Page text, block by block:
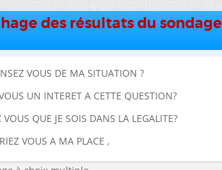
des résultats du
VOUS DE MA SITUATION ?
UN INTERET A CETTE QUESTION?
VOUS QUE JE SOIS DANS LA LEGALITE?
VOUS A MA PLACE ,